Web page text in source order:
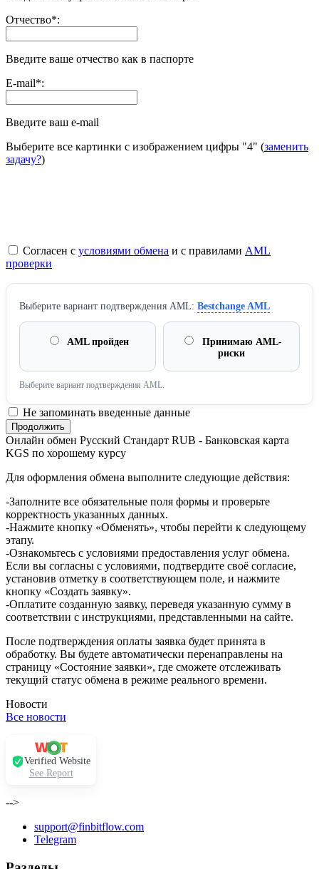
Отчество*:
Введите ваше отчество как в паспорте
E-mail*:
Введите ваш e-mail
Выберите все картинки с изображением цифры "4" (заменить
задачу?)
Согласен с условиями обмена и с правилами AML
проверки
Выберите вариант подтверждения AML: Bestchange AML
AML пройден
Принимаю AML-
риски
Выберите вариант подтверждения AML.
Не запоминать введенные данные
Онлайн обмен Русский Стандарт RUB - Банковская карта
KGS по хорошему курсу
Для оформления обмена выполните следующие действия:
-Заполните все обязательные поля формы и проверьте
корректность указанных данных.
-Нажмите кнопку «Обменять», чтобы перейти к следующему
этапу.
-Ознакомьтесь с условиями предоставления услуг обмена.
Если вы согласны с условиями, подтвердите своё согласие,
установив отметку в соответствующем поле, и нажмите
кнопку «Создать заявку».
-Оплатите созданную заявку, переведя указанную сумму в
соответствии с инструкциями, представленными на сайте.
После подтверждения оплаты заявка будет принята в
обработку. Вы будете автоматически перенаправлены на
страницу «Состояние заявки», где сможете отслеживать
текущий статус обмена в режиме реального времени.
Новости
Все новости
Verified Website
See Report
-->
support@finbitflow.com
Telegram